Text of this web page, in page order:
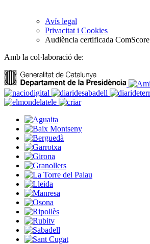
Avís legal
Privacitat i Cookies
Audiència certificada ComScore
Amb la col·laboració de: